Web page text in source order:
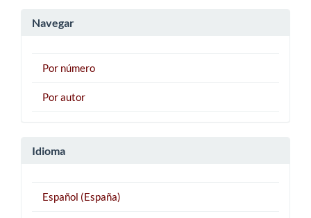
Navegar
Por número
Por autor
Idioma
Español (España)